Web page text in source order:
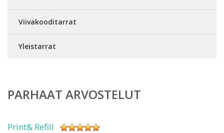
Viivakooditarrat
Yleistarrat
PARHAAT ARVOSTELUT
Print& Refill